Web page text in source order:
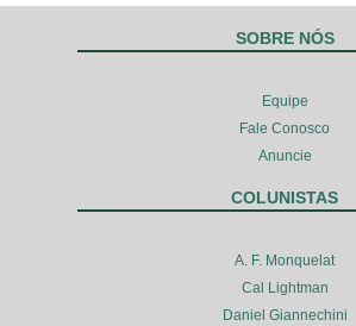
SOBRE NÓS
Equipe
Fale Conosco
Anuncie
COLUNISTAS
A. F. Monquelat
Cal Lightman
Daniel Giannechini